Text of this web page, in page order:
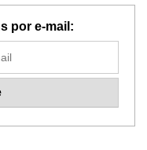
por e-mail: